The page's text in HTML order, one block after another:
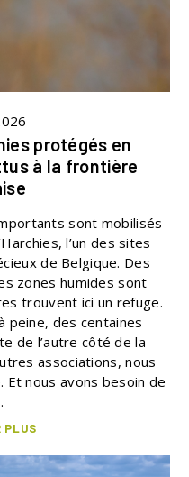
protégés en
à la frontière
sont mobilisés
l’un des sites
de Belgique. Des
zones humides sont
trouvent ici un refuge.
peine, des centaines
de l’autre côté de la
associations, nous
Et nous avons besoin de
PLUS